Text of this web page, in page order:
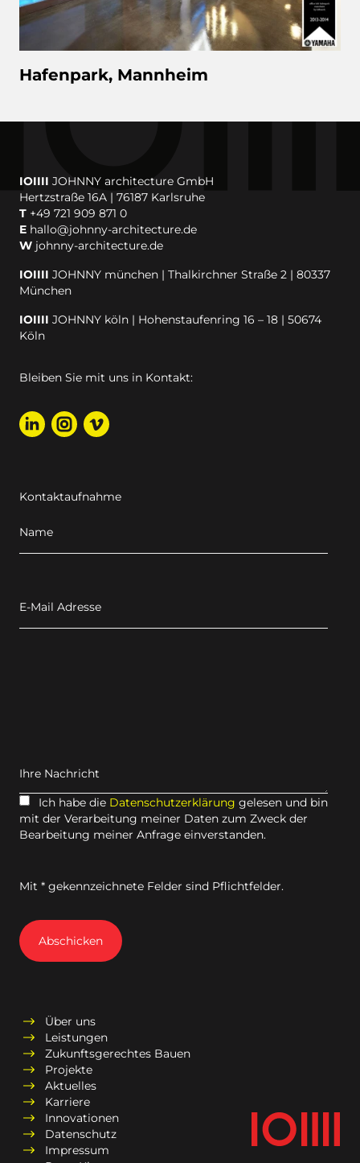
Hafenpark, Mannheim
IOIIII JOHNNY architecture GmbH
Hertzstraße 16A | 76187 Karlsruhe
T +49 721 909 871 0
E hallo@johnny-architecture.de
W johnny-architecture.de
IOIIII JOHNNY münchen | Thalkirchner Straße 2 | 80337
München
IOIIII JOHNNY köln | Hohenstaufenring 16 – 18 | 50674
Köln
Bleiben Sie mit uns in Kontakt:
Kontaktaufnahme
Name
E-Mail Adresse
Ihre Nachricht
Ich habe die Datenschutzerklärung gelesen und bin
mit der Verarbeitung meiner Daten zum Zweck der
Bearbeitung meiner Anfrage einverstanden.
Mit * gekennzeichnete Felder sind Pflichtfelder.
Abschicken
Über uns
Leistungen
Zukunftsgerechtes Bauen
Projekte
Aktuelles
Karriere
Innovationen
Datenschutz
Impressum